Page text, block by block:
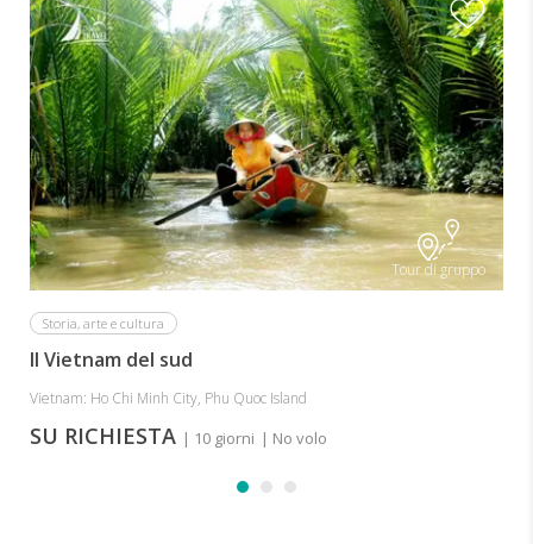
Tour di gruppo
Storia, arte e cultura
Il Vietnam del sud
Vietnam: Ho Chi Minh City, Phu Quoc Island
SU RICHIESTA | 10 giorni | No volo